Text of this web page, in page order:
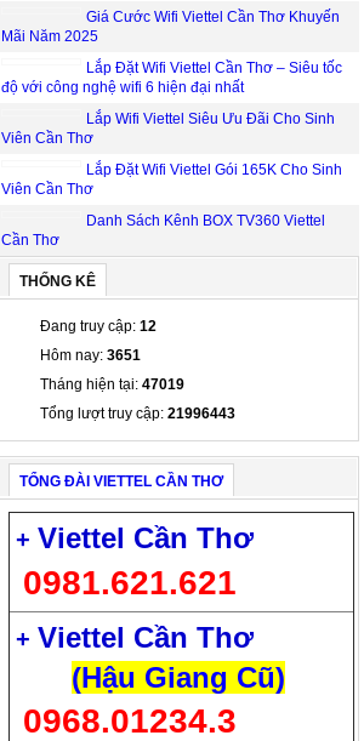
Giá Cước Wifi Viettel Cần Thơ Khuyến
Mãi Năm 2025
Lắp Đặt Wifi Viettel Cần Thơ – Siêu tốc
độ với công nghệ wifi 6 hiện đại nhất
Lắp Wifi Viettel Siêu Ưu Đãi Cho Sinh
Viên Cần Thơ
Lắp Đặt Wifi Viettel Gói 165K Cho Sinh
Viên Cần Thơ
Danh Sách Kênh BOX TV360 Viettel
Cần Thơ
THỐNG KÊ
Đang truy cập: 12
Hôm nay: 3651
Tháng hiện tại: 47019
Tổng lượt truy cập: 21996443
TỔNG ĐÀI VIETTEL CẦN THƠ
+ Viettel Cần Thơ
0981.621.621
+ Viettel Cần Thơ
(Hậu Giang Cũ)
0968.01234.3